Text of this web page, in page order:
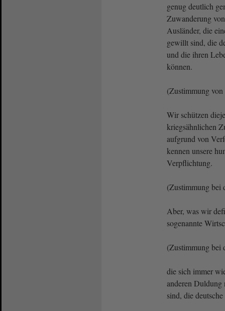
genug deutlich
Zuwanderung
Ausländer, die
gewillt sind, die
und die ihren
können.
(Zustimmung
Wir schützen
kriegsähnlichen
aufgrund von
kennen unsere
Verpflichtung.
(Zustimmung bei
Aber, was wir
sogenannte
(Zustimmung
die sich immer
anderen Duldung
sind, die